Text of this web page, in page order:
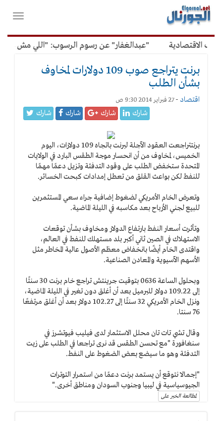
القائمة
الرئيسية
فتح
الاقتصادية "عبدالغفار" عن رسوم الرسوب: "اللي مش عاوز
برنت يتراجع صوب 109 دولارات لمخاوف
بشأن الطلب
اقتصاد -27 فبراير 2014 9:30 ص
شارك شارك شارك شارك
برنت
تراجعت العقود الآجلة لبرنت باتجاه 109 دولارات، اليوم
الخميس، لمخاوف من أن انحسار موجة الطقس البارد في الولايات
المتحدة ستخفض الطلب على وقود التدفئة وتزيل دعمًا مهمًا
للنفط لكن بواعث القلق من تعطل إمدادات كبحت الخسائر.
وتعرض الخام الأمريكي لضغوط إضافية جراء سعي المستثمرين
للبيع لجني الأرباح بعد مكاسبه في الليلة الماضية.
وتأثرت أسعار النفط بارتفاع الدولار ومخاوف بشأن توقعات
الاستهلاك في الصين ثاني أكبر بلد مستهلك للنفط في العالم،
واقتدى الخام أيضًا بانخفاض معظم الأصول عالية المخاطر مثل
الأسهم الآسيوية والمعادن الصناعية.
وبحلول الساعة 0636 بتوقيت جرينتش تراجع خام برنت 30 سنتًا
إلى 109.22 دولار للبرميل بعد أن أغلق دون تغير في الليلة الماضية،
ونزل الخام الأمريكي 32 سنتًا إلى 102.27 دولار بعد أن أغلق مرتفعًا
76 سنتا.
وقال تشي تات تان محلل الاستثمار لدى فيليب فيوتشرز في
سنغافورة "مع تحسن الطقس قد نرى تراجعا في الطلب على زيت
التدفئة وهو ما سيضع بعض الضغوط على النفط.
"إجمالا نتوقع أن يستمد برنت دعمًا من استمرار التوترات
الجيوسياسية في ليبيا وجنوب السودان ومناطق أخرى."
لمطالعة الخبر على